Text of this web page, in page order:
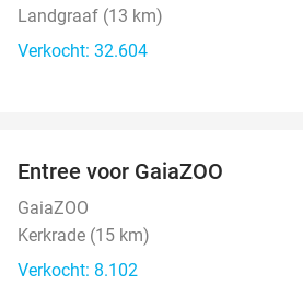
Landgraaf (13 km)
Verkocht: 32.604
Entree voor GaiaZOO
GaiaZOO
Kerkrade (15 km)
Verkocht: 8.102